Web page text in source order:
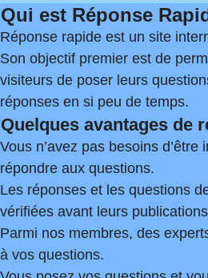
Qui est Réponse
Réponse rapide est un site
Son objectif premier est de
visiteurs de poser leurs
réponses en si peu de temps.
Quelques avantages de
Vous n’avez pas besoins d’être
répondre aux questions.
Les réponses et les questions
vérifiées avant leurs
Parmi nos membres, des
à vos questions.